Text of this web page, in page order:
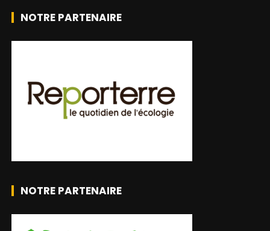
NOTRE PARTENAIRE
NOTRE PARTENAIRE